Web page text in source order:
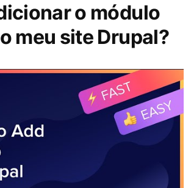
o módulo
meu site Drupal?